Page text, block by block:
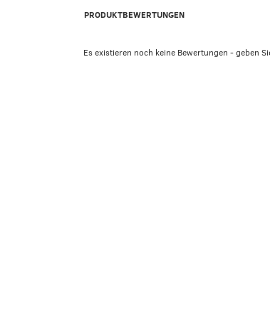
PRODUKTBEWERTUNGEN
Es existieren noch keine Bewertungen - geben